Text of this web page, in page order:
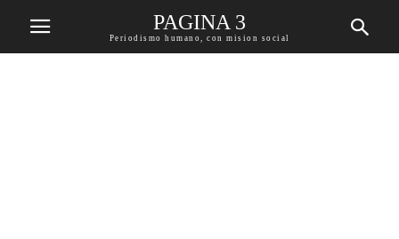
PAGINA 3
Periodismo humano, con mision social